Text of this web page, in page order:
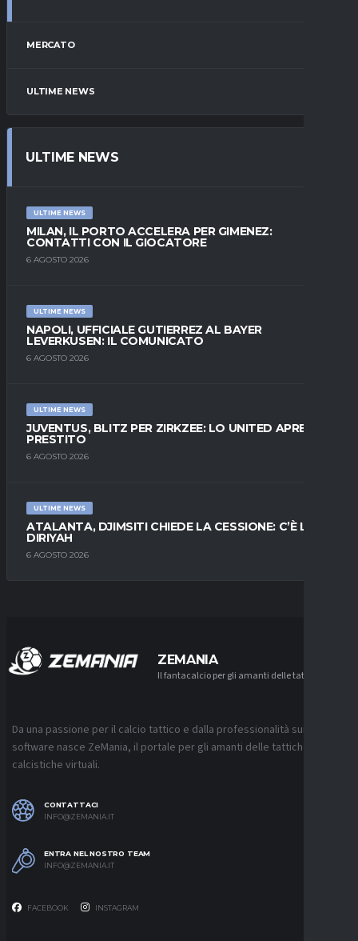
MERCATO
ULTIME NEWS
ULTIME NEWS
ULTIME NEWS
MILAN, IL PORTO ACCELERA PER GIMENEZ:
CONTATTI CON IL GIOCATORE
6 AGOSTO 2026
ULTIME NEWS
NAPOLI, UFFICIALE GUTIERREZ AL BAYER
LEVERKUSEN: IL COMUNICATO
6 AGOSTO 2026
ULTIME NEWS
JUVENTUS, BLITZ PER ZIRKZEE: LO UNITED APRE AL
PRESTITO
6 AGOSTO 2026
ULTIME NEWS
ATALANTA, DJIMSITI CHIEDE LA CESSIONE: C’È L’AL-
DIRIYAH
6 AGOSTO 2026
ZEMANIA
Il fantacalcio per gli amanti delle tattiche
Da una passione per il calcio tattico e dalla professionalità sui
software nasce ZeMania, il portale per gli amanti delle tattiche
calcistiche virtuali.
CONTATTACI
INFO@ZEMANIA.IT
ENTRA NEL NOSTRO TEAM
INFO@ZEMANIA.IT
FACEBOOK INSTAGRAM